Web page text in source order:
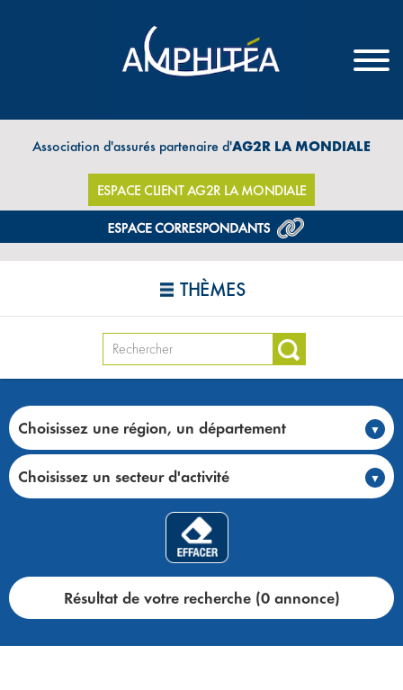
Association d'assurés partenaire d'AG2R LA MONDIALE
ESPACE CLIENT AG2R LA MONDIALE
THÈMES
Choisissez une région, un département
Choisissez un secteur d'activité
Résultat de votre recherche (0 annonce)